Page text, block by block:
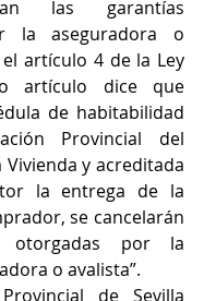
las garantías
la aseguradora o
artículo 4 de la Ley
artículo dice que
de habitabilidad
Provincial del
y acreditada
la entrega de la
se cancelarán
otorgadas por la
o avalista”.
de Sevilla